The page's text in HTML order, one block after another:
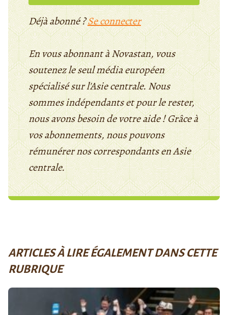
Déjà abonné ?Se connecter
En vous abonnant à Novastan, vous
soutenez le seul média européen
spécialisé sur l'Asie centrale. Nous
sommes indépendants et pour le rester,
nous avons besoin de votre aide ! Grâce à
vos abonnements, nous pouvons
rémunérer nos correspondants en Asie
centrale.
ARTICLES À LIRE ÉGALEMENT DANS CETTE
RUBRIQUE